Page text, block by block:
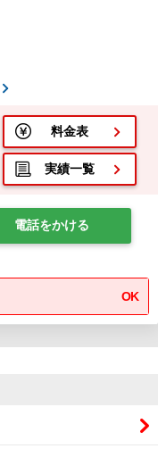
料金表
実績一覧
電話をかける
OK